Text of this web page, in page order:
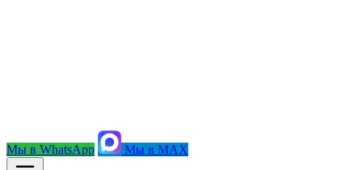
Мы в WhatsApp Мы в MAX